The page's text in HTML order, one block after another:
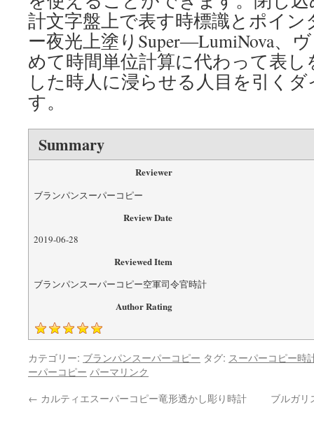
計文字盤上で表す時標識とポイン
ー夜光上塗りSuper―LumiNova、
めて時間単位計算に代わって表
した時人に浸らせる人目を引く
す。
Summary
Reviewer
ブランパンスーパーコピー
Review Date
2019-06-28
Reviewed Item
ブランパンスーパーコピー空軍司令官時計
Author Rating
カテゴリー: ブランパンスーパーコピー タグ: スーパーコピー時
ーパーコピー パーマリンク
← カルティエスーパーコピー竜形透かし彫り時計 ブルガ